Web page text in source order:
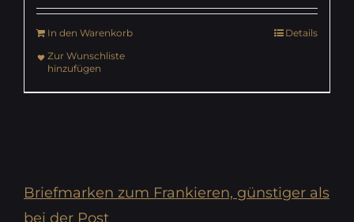
In den Warenkorb
Details
Zur Wunschliste
hinzufügen
Briefmarken zum Frankieren, günstiger als
bei der Post